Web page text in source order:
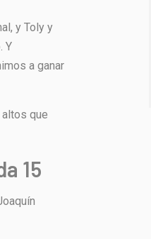
y Toly y
Y
a ganar
que
15